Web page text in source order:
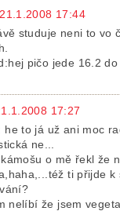
21.1.2008 17:44
studuje neni to vo
pičo jede 16.2
17:27
he to já už ani moc
ne...
o mě řekl že
ti přijde k
nelíbí že jsem